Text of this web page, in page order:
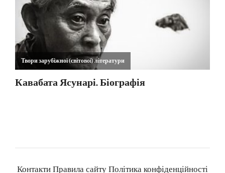
КонтактиПравила сайтуПолітика конфіденційності